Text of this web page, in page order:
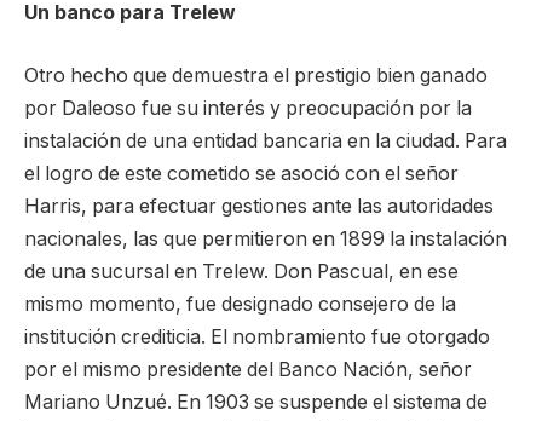
Un banco para Trelew
Otro hecho que demuestra el prestigio bien ganado
por Daleoso fue su interés y preocupación por la
instalación de una entidad bancaria en la ciudad. Para
el logro de este cometido se asoció con el señor
Harris, para efectuar gestiones ante las autoridades
nacionales, las que permitieron en 1899 la instalación
de una sucursal en Trelew. Don Pascual, en ese
mismo momento, fue designado consejero de la
institución crediticia. El nombramiento fue otorgado
por el mismo presidente del Banco Nación, señor
Mariano Unzué. En 1903 se suspende el sistema de